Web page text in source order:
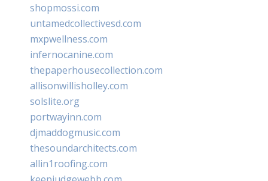
shopmossi.com
untamedcollectivesd.com
mxpwellness.com
infernocanine.com
thepaperhousecollection.com
allisonwillisholley.com
solslite.org
portwayinn.com
djmaddogmusic.com
thesoundarchitects.com
allin1roofing.com